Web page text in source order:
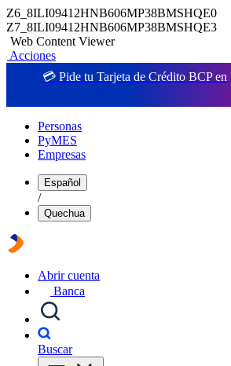
Z6_8ILI09412HNB606MP38BMSHQE0
Z7_8ILI09412HNB606MP38BMSHQE3
Web Content Viewer
Acciones
💳 Pide tu Tarjeta de Crédito BCP
Personas
PyMES
Empresas
Español
/
Quechua
Abrir cuenta
Banca
Buscar